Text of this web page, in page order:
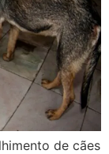
de cães